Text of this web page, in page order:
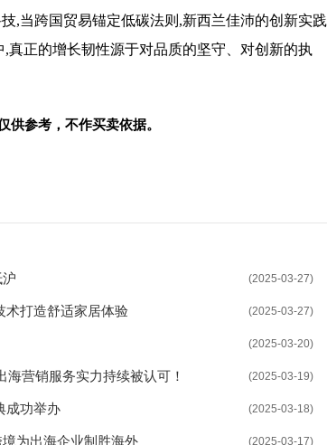
,当跨国贸易锚定低碳法则,新西兰佳沛的创新实践
,真正的增长韧性源于对品质的坚守、对创新的执
供参考，不作买卖依据。
(2025-03-27)
(2025-03-27)
术打造舒适家居体验
(2025-03-20)
(2025-03-19)
营销服务实力持续被认可！
(2025-03-18)
成功举办
(2025-03-17)
为出海企业制胜海外